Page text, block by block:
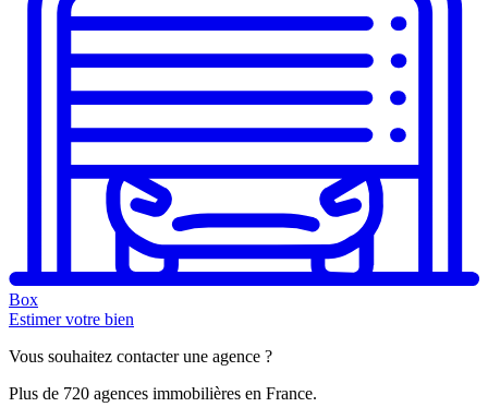
Box
Estimer votre bien
Vous souhaitez contacter une agence ?
Plus de 720 agences immobilières en France.